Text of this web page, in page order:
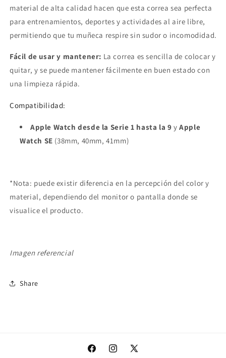
material de alta calidad hacen que esta correa sea perfecta
para entrenamientos, deportes y actividades al aire libre,
permitiendo que tu muñeca respire sin sudor o incomodidad.
Fácil de usar y mantener: La correa es sencilla de colocar y
quitar, y se puede mantener fácilmente en buen estado con
una limpieza rápida.
Compatibilidad:
Apple Watch desde la Serie 1 hasta la 9 yApple
Watch SE (38mm, 40mm, 41mm)
*Nota: puede existir diferencia en la percepción del color y
material, dependiendo del monitor o pantalla donde se
visualice el producto.
Imagen referencial
Share
FacebookInstagram
X